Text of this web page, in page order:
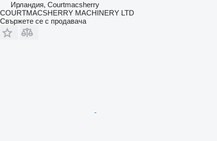
Ирландия, Courtmacsherry
COURTMACSHERRY MACHINERY LTD
Свържете се с продавача